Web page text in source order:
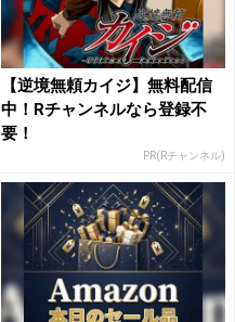
【逆境無頼カイジ】無料配信
中！Rチャンネルなら登録不
要！
PR(Rチャンネル)